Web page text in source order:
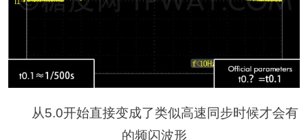
从5.0开始直接变成了类似高速同步时候才会有
的频闪波形